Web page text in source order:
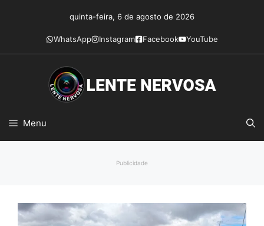
conteúdo
quinta-feira, 6 de agosto de 2026
WhatsApp Instagram Facebook YouTube
Menu
Publicidade